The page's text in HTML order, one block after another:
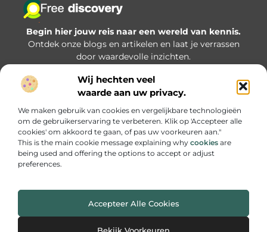
Wij hechten veel
waarde aan uw privacy.
We maken gebruik van cookies en vergelijkbare technologieën
om de gebruikerservaring te verbeteren. Klik op 'Accepteer alle
cookies' om akkoord te gaan, of pas uw voorkeuren aan."
This is the main cookie message explaining why cookies are
being used and offering the options to accept or adjust
preferences.
Accepteer Alle Cookies
Bekijk Voorkeuren
Begin hier jouw reis naar een wereld van kennis.
Ontdek onze blogs en artikelen en laat je verrassen
door waardevolle inzichten.
Bericht categorie
Onze informatie
Website index Cookiebeleid (EU)
@2025 www.freediscovery.nl All Right Reserved.